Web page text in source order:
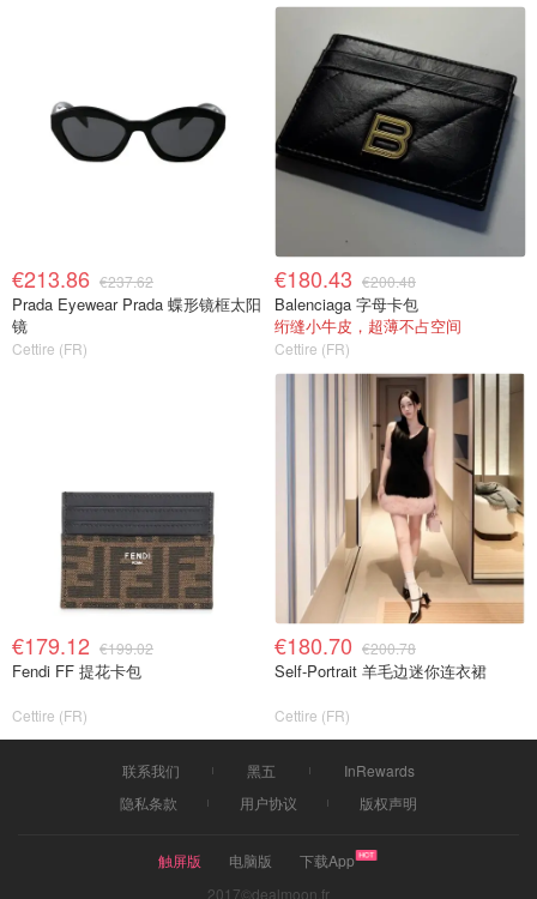
€213.86 €237.62
Prada Eyewear Prada 蝶形镜框太阳
镜
Cettire (FR)
€180.43 €200.48
Balenciaga 字母卡包
绗缝小牛皮，超薄不占空间
Cettire (FR)
€179.12 €199.02
Fendi FF 提花卡包
Cettire (FR)
€180.70 €200.78
Self-Portrait 羊毛边迷你连衣裙
Cettire (FR)
联系我们 黑五
InRewards
隐私条款
用户协议 版权声明
触屏版 电脑版
下载App
2017©dealmoon.fr